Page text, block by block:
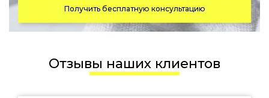
Получить бесплатную консультацию
Отзывы наших клиентов